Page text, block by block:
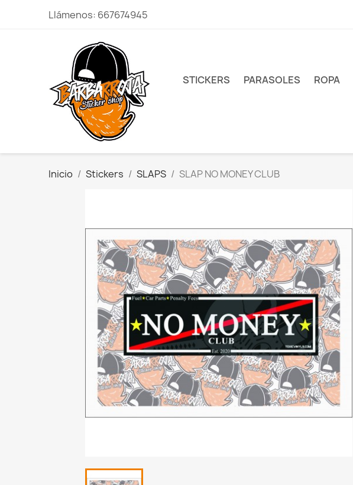
Llámenos: 667674945
STICKERS PARASOLES ROPA
Inicio Stickers SLAPS SLAP NO MONEY CLUB